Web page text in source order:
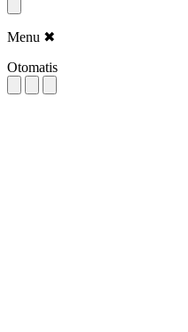
Menu ✖
Otomatis